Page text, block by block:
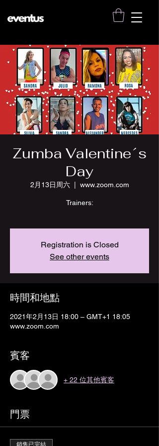
Zumba Valentine´s
Day
2月13日周六
  |
www.zoom.com
Trainers:
Registration is Closed
See other events
時間和地點
2021年2月13日 18:00 – GMT+1 18:05
www.zoom.com
賓客
+ 22 位其他賓客
門票